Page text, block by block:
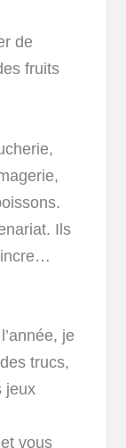
de
fruits
Ils
je
trucs,
jeux
vous